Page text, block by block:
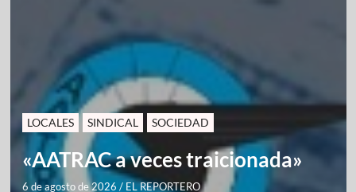
LOCALES SINDICAL SOCIEDAD
«AATRAC a veces traicionada»
6 de agosto de 2026 / EL REPORTERO